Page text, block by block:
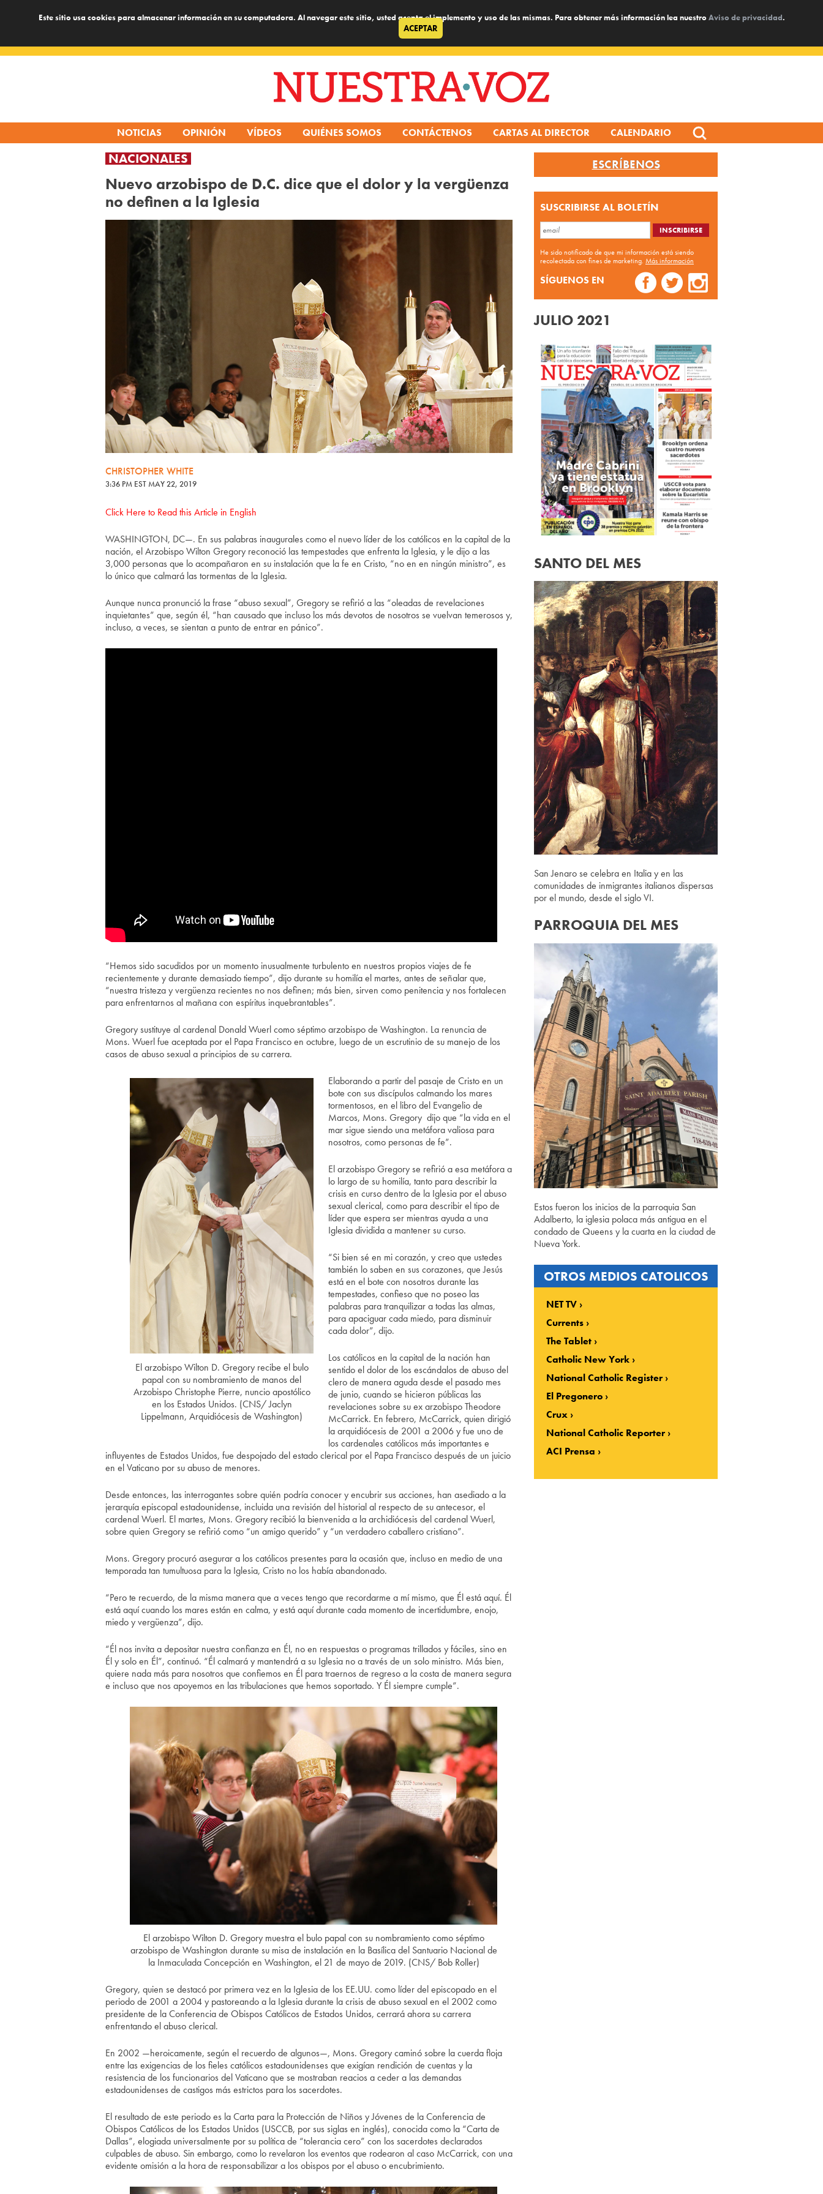
Este sitio usa cookies para almacenar información en su computadora. Al navegar este sitio, usted acepta el implemento y uso de las mismas. Para obtener más información lea nuestroAviso de privacidad.
ACEPTAR
NOTICIAS OPINIÓN VÍDEOS QUIÉNES SOMOS CONTÁCTENOS CARTAS AL DIRECTOR CALENDARIO
Search
for:
NACIONALES
Nuevo arzobispo de D.C. dice que el dolor y la vergüenza
no definen a la Iglesia
CHRISTOPHER WHITE
3:36 PM EST MAY 22, 2019
Click Here to Read this Article in English
WASHINGTON, DC—. En sus palabras inaugurales como el nuevo líder de los católicos en la capital de la
nación, el Arzobispo Wilton Gregory reconoció las tempestades que enfrenta la Iglesia, y le dijo a las
3,000 personas que lo acompañaron en su instalación que la fe en Cristo, “no en en ningún ministro”, es
lo único que calmará las tormentas de la Iglesia.
Aunque nunca pronunció la frase “abuso sexual”, Gregory se refirió a las “oleadas de revelaciones
inquietantes” que, según él, “han causado que incluso los más devotos de nosotros se vuelvan temerosos y,
incluso, a veces, se sientan a punto de entrar en pánico”.
“Hemos sido sacudidos por un momento inusualmente turbulento en nuestros propios viajes de fe
recientemente y durante demasiado tiempo”, dijo durante su homilía el martes, antes de señalar que,
“nuestra tristeza y vergüenza recientes no nos definen; más bien, sirven como penitencia y nos fortalecen
para enfrentarnos al mañana con espíritus inquebrantables”.
Gregory sustituye al cardenal Donald Wuerl como séptimo arzobispo de Washington. La renuncia de
Mons. Wuerl fue aceptada por el Papa Francisco en octubre, luego de un escrutinio de su manejo de los
casos de abuso sexual a principios de su carrera.
El arzobispo Wilton D. Gregory recibe el bulo
papal con su nombramiento de manos del
Arzobispo Christophe Pierre, nuncio apostólico
en los Estados Unidos. (CNS/ Jaclyn
Lippelmann, Arquidiócesis de Washington)
Elaborando a partir del pasaje de Cristo en un
bote con sus discípulos calmando los mares
tormentosos, en el libro del Evangelio de
Marcos, Mons. Gregory dijo que “la vida en el
mar sigue siendo una metáfora valiosa para
nosotros, como personas de fe”.
El arzobispo Gregory se refirió a esa metáfora a
lo largo de su homilía, tanto para describir la
crisis en curso dentro de la Iglesia por el abuso
sexual clerical, como para describir el tipo de
líder que espera ser mientras ayuda a una
Iglesia dividida a mantener su curso.
“Si bien sé en mi corazón, y creo que ustedes
también lo saben en sus corazones, que Jesús
está en el bote con nosotros durante las
tempestades, confieso que no poseo las
palabras para tranquilizar a todas las almas,
para apaciguar cada miedo, para disminuir
cada dolor”, dijo.
Los católicos en la capital de la nación han
sentido el dolor de los escándalos de abuso del
clero de manera aguda desde el pasado mes
de junio, cuando se hicieron públicas las
revelaciones sobre su ex arzobispo Theodore
McCarrick. En febrero, McCarrick, quien dirigió
la arquidiócesis de 2001 a 2006 y fue uno de
los cardenales católicos más importantes e
influyentes de Estados Unidos, fue despojado del estado clerical por el Papa Francisco después de un juicio
en el Vaticano por su abuso de menores.
Desde entonces, las interrogantes sobre quién podría conocer y encubrir sus acciones, han asediado a la
jerarquía episcopal estadounidense, incluida una revisión del historial al respecto de su antecesor, el
cardenal Wuerl. El martes, Mons. Gregory recibió la bienvenida a la archidiócesis del cardenal Wuerl,
sobre quien Gregory se refirió como “un amigo querido” y “un verdadero caballero cristiano”.
Mons. Gregory procuró asegurar a los católicos presentes para la ocasión que, incluso en medio de una
temporada tan tumultuosa para la Iglesia, Cristo no los había abandonado.
“Pero te recuerdo, de la misma manera que a veces tengo que recordarme a mí mismo, que Él está aquí. Él
está aquí cuando los mares están en calma, y está aquí durante cada momento de incertidumbre, enojo,
miedo y vergüenza”, dijo.
“Él nos invita a depositar nuestra confianza en Él, no en respuestas o programas trillados y fáciles, sino en
Él y solo en Él”, continuó. “Él calmará y mantendrá a su Iglesia no a través de un solo ministro. Más bien,
quiere nada más para nosotros que confiemos en Él para traernos de regreso a la costa de manera segura
e incluso que nos apoyemos en las tribulaciones que hemos soportado. Y Él siempre cumple”.
El arzobispo Wilton D. Gregory muestra el bulo papal con su nombramiento como séptimo
arzobispo de Washington durante su misa de instalación en la Basílica del Santuario Nacional de
la Inmaculada Concepción en Washington, el 21 de mayo de 2019. (CNS/ Bob Roller)
Gregory, quien se destacó por primera vez en la Iglesia de los EE.UU. como líder del episcopado en el
periodo de 2001 a 2004 y pastoreando a la Iglesia durante la crisis de abuso sexual en el 2002 como
presidente de la Conferencia de Obispos Católicos de Estados Unidos, cerrará ahora su carrera
enfrentando el abuso clerical.
En 2002 —heroicamente, según el recuerdo de algunos—, Mons. Gregory caminó sobre la cuerda floja
entre las exigencias de los fieles católicos estadounidenses que exigían rendición de cuentas y la
resistencia de los funcionarios del Vaticano que se mostraban reacios a ceder a las demandas
estadounidenses de castigos más estrictos para los sacerdotes.
El resultado de este periodo es la Carta para la Protección de Niños y Jóvenes de la Conferencia de
Obispos Católicos de los Estados Unidos (USCCB, por sus siglas en inglés), conocida como la “Carta de
Dallas”, elogiada universalmente por su política de “tolerancia cero” con los sacerdotes declarados
culpables de abuso. Sin embargo, como lo revelaron los eventos que rodearon al caso McCarrick, con una
evidente omisión a la hora de responsabilizar a los obispos por el abuso o encubrimiento.
ESCRÍBENOS
SUSCRIBIRSE AL BOLETÍN
He sido notificado de que mi información está siendo
recolectada con fines de marketing. Más información
SÍGUENOS EN
JULIO 2021
SANTO DEL MES
San Jenaro se celebra en Italia y en las
comunidades de inmigrantes italianos dispersas
por el mundo, desde el siglo VI.
PARROQUIA DEL MES
Estos fueron los inicios de la parroquia San
Adalberto, la iglesia polaca más antigua en el
condado de Queens y la cuarta en la ciudad de
Nueva York.
OTROS MEDIOS CATOLICOS
NET TV
Currents
The Tablet
Catholic New York
National Catholic Register
El Pregonero
Crux
National Catholic Reporter
ACI Prensa